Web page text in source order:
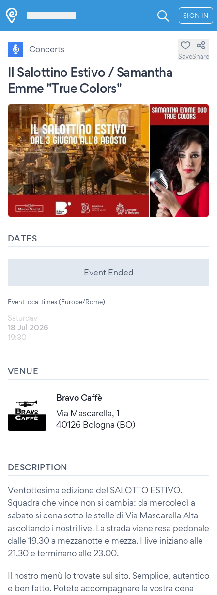
SIGN IN
Il Salottino Estivo / Samantha
Emme "True Colors"
Concerts
SaveShare
DATES
Event Ended
Event local times (Europe/Rome)
Saturday
18 Jul 2026
19:30
VENUE
Bravo Caffè
Via Mascarella, 1
40126 Bologna (BO)
DESCRIPTION
Ventottesima edizione del SALOTTO ESTIVO.
Squadra che vince non si cambia: da mercoledì a
sabato si cena sotto le stelle di Via Mascarella Alta
ascoltando i nostri live. La strada viene resa pedonale
dalle 19.30 a mezzanotte e mezza. I live iniziano alle
21.30 e terminano alle 23.00.
Il nostro menù lo trovate sul sito. Semplice, autentico
e ben fatto. Potete accompagnare la vostra cena